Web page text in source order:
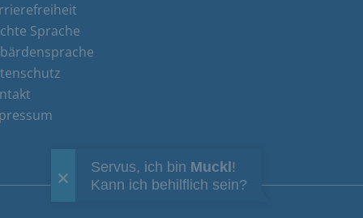
Sprache
Servus, ich bin Muckl!
Kann ich behilflich sein?